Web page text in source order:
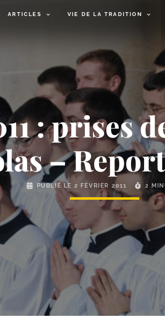
ARTICLES VIE DE LA TRADITION
: prises
–
PUBLIÉ LE 2 FÉVRIER 2011 2